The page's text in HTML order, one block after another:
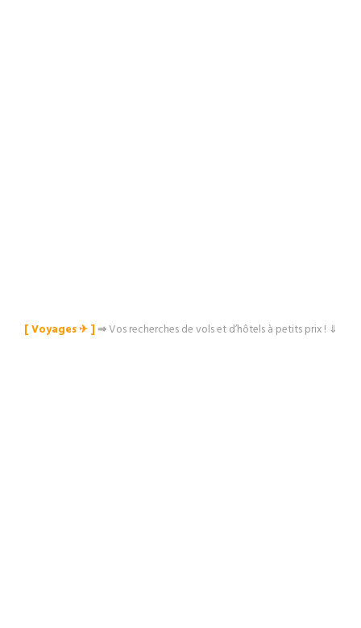
[ Voyages ✈︎ ]⇒Vos recherches de vols et d’hôtels à petits prix ! ⇓